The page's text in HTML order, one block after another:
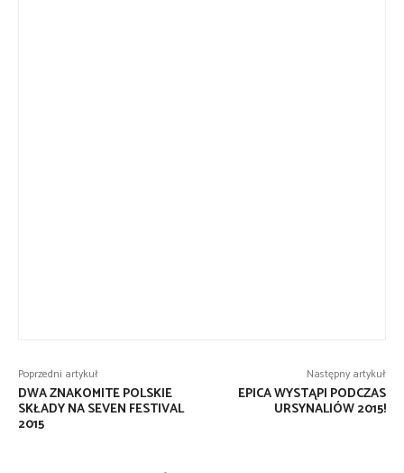
Poprzedni artykuł
DWA ZNAKOMITE POLSKIE
SKŁADY NA SEVEN FESTIVAL
2015
Następny artykuł
EPICA WYSTĄPI PODCZAS
URSYNALIÓW 2015!